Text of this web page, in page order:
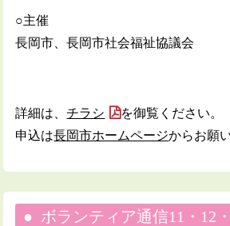
○主催
長岡市、長岡市社会福祉協議会
詳細は、チラシ
を御覧ください。
申込は長岡市ホームページからお願
ボランティア通信11・12